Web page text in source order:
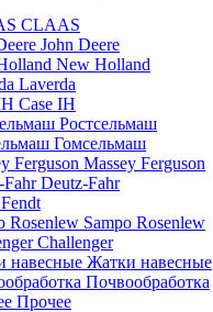
CLAAS
John Deere
New Holland
Laverda
Case IH
Ростсельмаш
Гомсельмаш
Massey Ferguson
Deutz-Fahr
Fendt
Sampo Rosenlew
Challenger
Жатки навесные
Почвообработка
Прочее